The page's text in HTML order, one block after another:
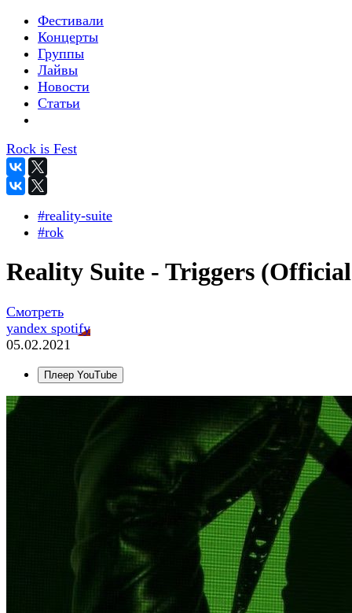
Фестивали
Концерты
Группы
Лайвы
Новости
Статьи
Rock is Fest
#reality-suite
#rok
Reality Suite - Triggers
Смотреть
yandex spotify
05.02.2021
Плеер YouTube